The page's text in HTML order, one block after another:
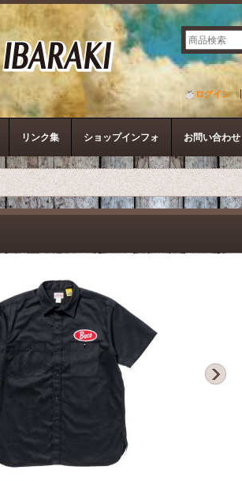
ザ・リアルマッコイズ
ログイン
リンク集 ショップインフォ お問い合わせ